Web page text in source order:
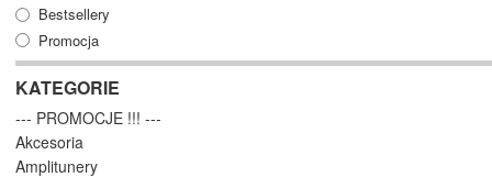
Bestsellery
Promocja
KATEGORIE
--- PROMOCJE !!! ---
Akcesoria
Amplitunery